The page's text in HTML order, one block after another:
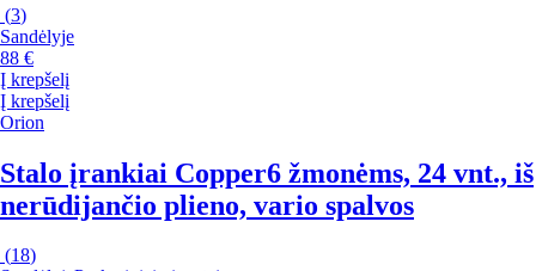
(3)
Sandėlyje
88 €
Į krepšelį
Į krepšelį
Orion
Stalo įrankiai Copper6 žmonėms, 24 vnt., iš
nerūdijančio plieno, vario spalvos
(18)